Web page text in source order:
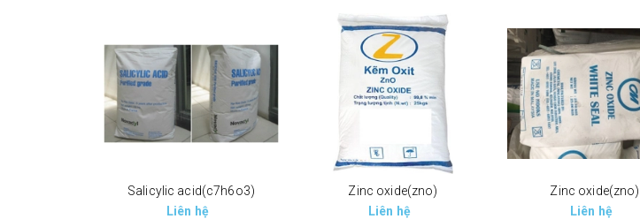
Salicylic acid(c7h6o3)
Liên hệ
Zinc oxide(zno)
Liên hệ
Zinc oxide(zno)
Liên hệ